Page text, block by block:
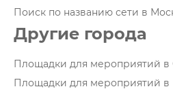
Поиск по названию сети в
Другие города
Площадки для мероприятий в
Площадки для мероприятий в